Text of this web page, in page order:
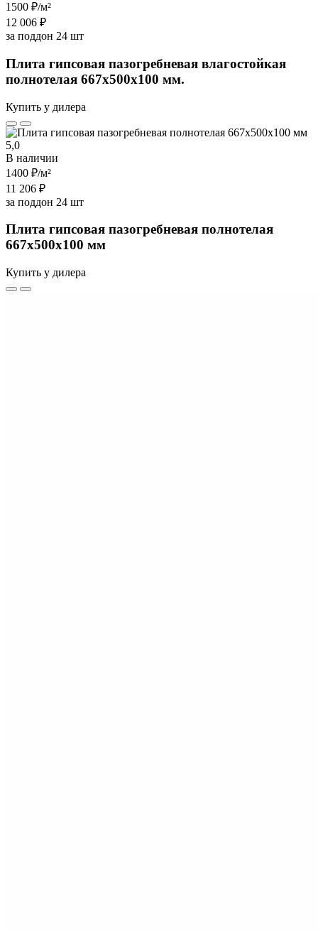
1500 ₽/м²
12 006 ₽
за поддон 24 шт
Плита гипсовая пазогребневая влагостойкая
полнотелая 667х500х100 мм.
Купить у дилера
5,0
В наличии
1400 ₽/м²
11 206 ₽
за поддон 24 шт
Плита гипсовая пазогребневая полнотелая
667х500х100 мм
Купить у дилера